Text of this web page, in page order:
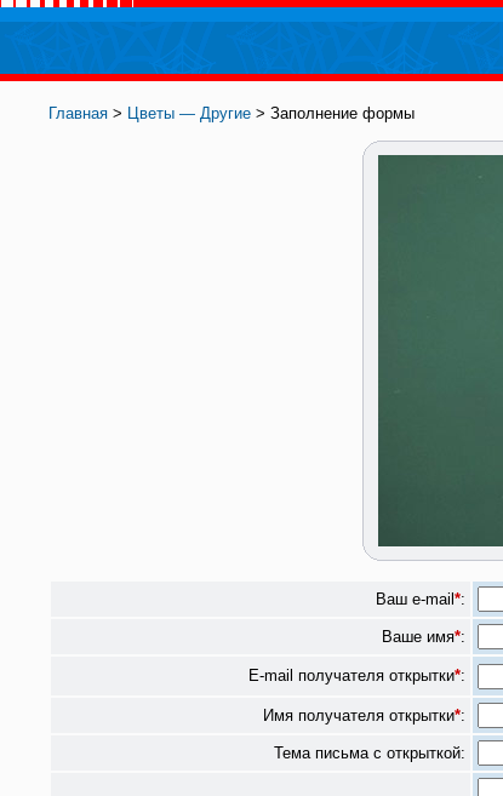
Главная > Цветы — Другие > Заполнение формы
Ваш e-mail *:
Ваше имя*:
E-mail получателя открытки*:
Имя получателя открытки*:
Тема письма с открыткой: